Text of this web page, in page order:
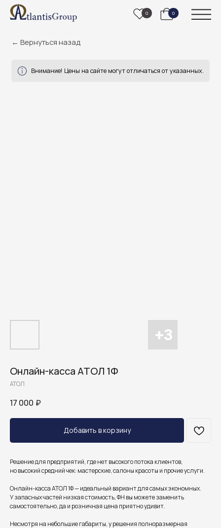
0
0
Онлайн-касса АТОЛ 1Ф
АТОЛ
17 000 ₽
Добавить в корзину
Решение для предприятий, где нет высокого потока клиентов,
но высокий средний чек: мастерские, салоны красоты и прочие услуги.
Онлайн-касса АТОЛ 1Ф — идеальный вариант для самых экономных.
У запасных частей низкая стоимость, ФН вы можете заменить
самостоятельно, да и розничная цена приятно удивит.
Несмотря на небольшие габариты, у решения полноразмерная